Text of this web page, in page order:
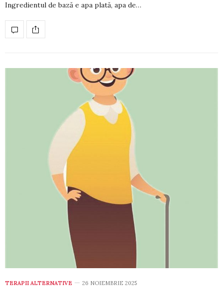
Ingredientul de bază e apa plată, apa de…
TERAPII ALTERNATIVE 26 NOIEMBRIE 2025